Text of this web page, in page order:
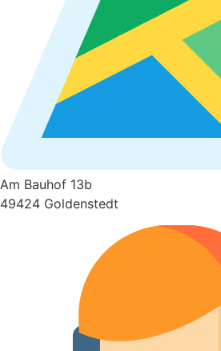
Am Bauhof 13b
49424 Goldenstedt